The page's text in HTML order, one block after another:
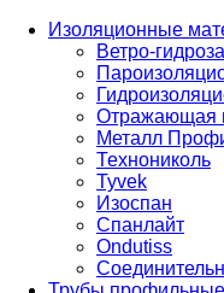
Изоляционные
Ветро-
Отражающая
Металл
Технониколь
Tyvek
Изоспан
Спанлайт
Ondutiss